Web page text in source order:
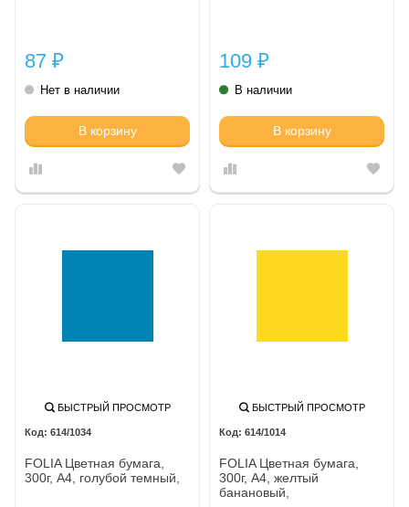
87 ₽
Нет в наличии
В корзину
109 ₽
В наличии
В корзину
БЫСТРЫЙ ПРОСМОТР
614/1034
FOLIA Цветная бумага,
300г, A4, голубой темный,
БЫСТРЫЙ ПРОСМОТР
614/1014
FOLIA Цветная бумага,
300г, A4, желтый
банановый,